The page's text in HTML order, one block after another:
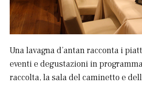
Una lavagna d’antan racconta i
eventi e degustazioni in
raccolta, la sala del caminetto e